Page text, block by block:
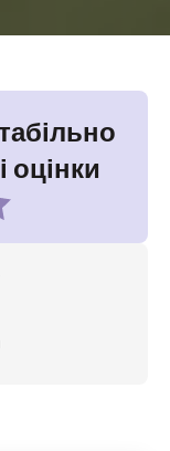
оцінки